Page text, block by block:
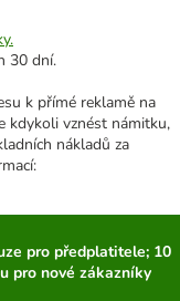
30 dní.
k přímé reklamě na
kdykoli vznést námitku,
nákladů za
pro předplatitele; 10
pro nové zákazníky